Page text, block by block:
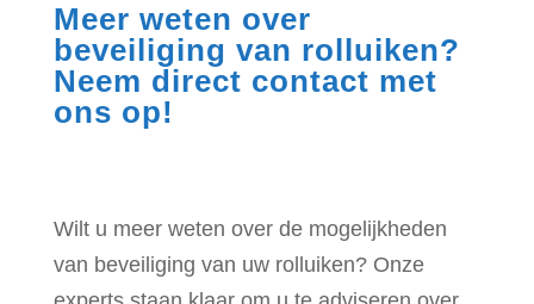
Meer weten over
beveiliging van rolluiken?
Neem direct contact met
ons op!
Wilt u meer weten over de mogelijkheden
van beveiliging van uw rolluiken? Onze